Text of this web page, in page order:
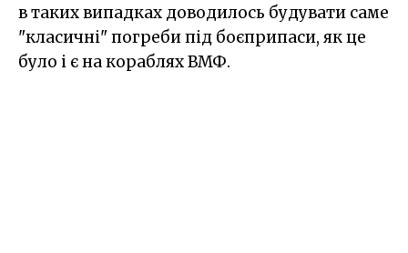
в таких випадках доводилось будувати саме
"класичні" погреби під боєприпаси, як це
було і є на кораблях ВМФ.